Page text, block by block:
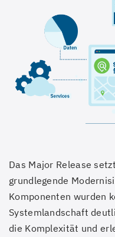
Das Major Release
grundlegende
Komponenten wurden
Systemlandschaft
die Komplexität und